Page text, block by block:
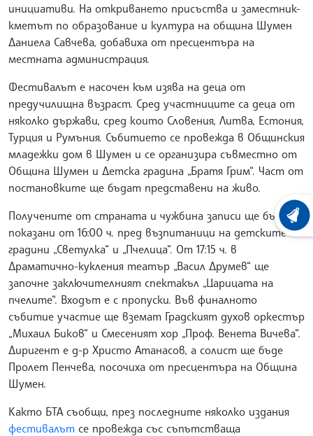
инициативи. На откриването присъства и заместник-
кметът по образование и култура на община Шумен
Даниела Савчева, добавиха от пресцентъра на
местната администрация.
Фестивалът е насочен към изява на деца от
предучилищна възраст. Сред участниците са деца от
няколко държави, сред които Словения, Литва, Естония,
Турция и Румъния. Събитието се провежда в Общинския
младежки дом в Шумен и се организира съвместно от
Община Шумен и Детска градина „Братя Грим“. Част от
постановките ще бъдат представени на живо.
Получените от страната и чужбина записи ще бъдат
показани от 16:00 ч. пред възпитаници на детските
градини „Светулка“ и „Пчелица“. От 17:15 ч. в
Драматично-кукления театър „Васил Друмев“ ще
започне заключителният спектакъл „Царицата на
пчелите“. Входът е с пропуски. Във финалното
събитие участие ще вземат Градският духов оркестър
„Михаил Биков“ и Смесеният хор „Проф. Венета Вичева“.
Диригент е д-р Христо Атанасов, а солист ще бъде
Пролет Пенчева, посочиха от пресцентъра на Община
Шумен.
Както БТА съобщи, през последните няколко издания
фестивалът се провежда със съпътстваща